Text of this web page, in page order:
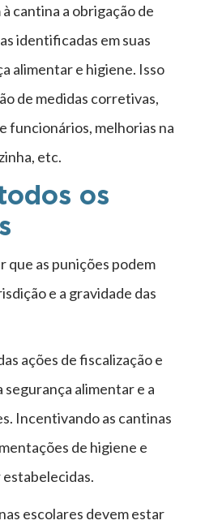
cantina a obrigação de
identificadas em suas
alimentar e higiene. Isso
de medidas corretivas,
funcionários, melhorias na
etc.
os
que as punições podem
e a gravidade das
ações de fiscalização e
alimentar e a
Incentivando as cantinas
de higiene e
escolares devem estar